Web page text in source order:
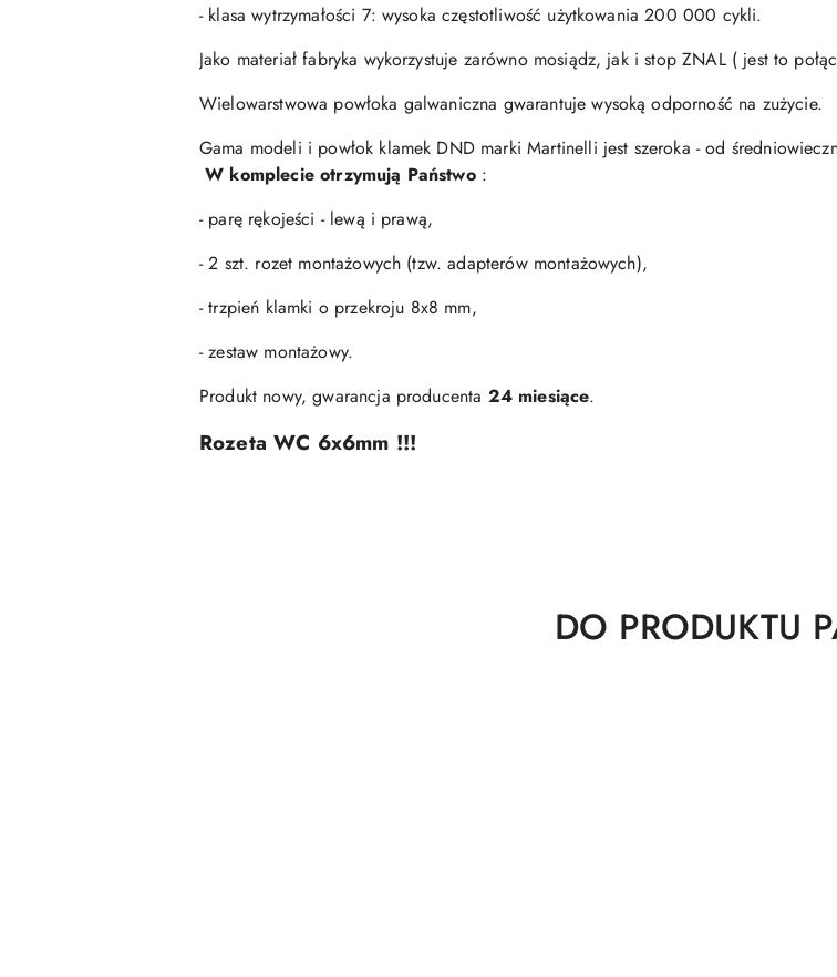
- klasa wytrzymałości 7: wysoka częstotliwość użytkowania 200 000 cykli.
Jako materiał fabryka wykorzystuje zarówno mosiądz, jak i stop ZNAL ( jest to
Wielowarstwowa powłoka galwaniczna gwarantuje wysoką odporność na zużycie.
Gama modeli i powłok klamek DND marki Martinelli jest szeroka - od
W komplecie otrzymują Państwo:
- parę rękojeści - lewą i prawą,
- 2 szt. rozet montażowych (tzw. adapterów montażowych),
- trzpień klamki o przekroju 8x8 mm,
- zestaw montażowy.
Produkt nowy, gwarancja producenta 24 miesiące.
Rozeta WC 6x6mm !!!
Produkty
DO PRODUKTU